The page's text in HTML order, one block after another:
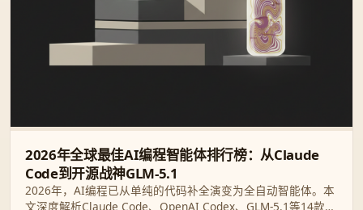
2026年全球最佳AI编程智能体排行榜：从Claude
Code到开源战神GLM-5.1
2026年，AI编程已从单纯的代码补全演变为全自动智能体。本
文深度解析Claude Code、OpenAI Codex、GLM-5.1等14款顶